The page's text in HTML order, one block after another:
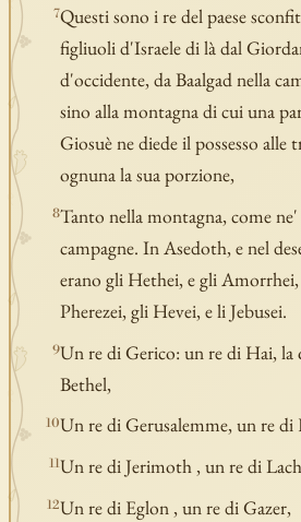
7Questi sono i re del paese
figliuoli d'Israele di là dal
d'occidente, da Baalgad nella
sino alla montagna di cui una
Giosuè ne diede il possesso alle
ognuna la sua porzione,
8Tanto nella montagna, come
campagne. In Asedoth, e nel
erano gli Hethei, e gli
Pherezei, gli Hevei, e li Jebusei.
9Un re di Gerico: un re di Hai, la
Bethel,
10Un re di Gerusalemme, un re di
11Un re di Jerimoth , un re di
12Un re di Eglon , un re di Gazer,